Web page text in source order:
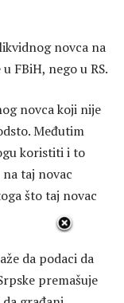
novca na
FBiH, nego u RS.
novca koji nije
Međutim
koristiti i to
taj novac
što taj novac
da podaci da
premašuje